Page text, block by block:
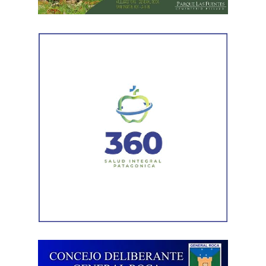
que los salarios se actualicen por IPC y además se hayan
El Secretario General de ATE Nacional destacó que «se
han verificado afiliaciones masivas. Cientos de
trabajadores de todos los ministerios y organismos
públicos provinciales se están afiliando. Esa confianza
que están depositando en el sindicato es fundamental
Alberto Weretilneck. Allí se estableció el pase a planta
permanente de los contratados con fecha de corte de